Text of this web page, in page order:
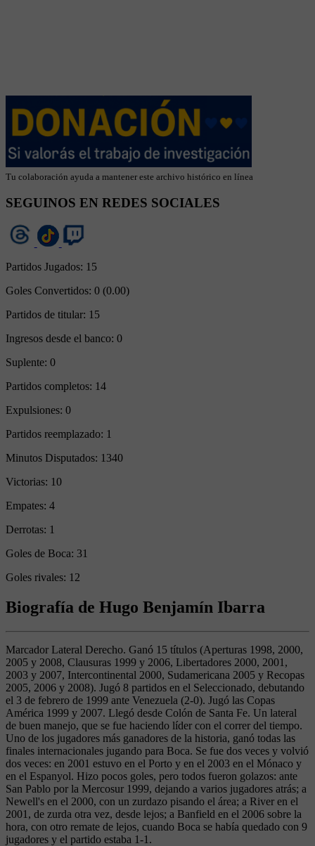
Tu colaboración ayuda a mantener este archivo histórico en línea
SEGUINOS EN REDES SOCIALES
Partidos Jugados: 15
Goles Convertidos: 0 (0.00)
Partidos de titular: 15
Ingresos desde el banco: 0
Suplente: 0
Partidos completos: 14
Expulsiones: 0
Partidos reemplazado: 1
Minutos Disputados: 1340
Victorias: 10
Empates: 4
Derrotas: 1
Goles de Boca: 31
Goles rivales: 12
Biografía de Hugo Benjamín Ibarra
Marcador Lateral Derecho. Ganó 15 títulos (Aperturas 1998, 2000,
2005 y 2008, Clausuras 1999 y 2006, Libertadores 2000, 2001,
2003 y 2007, Intercontinental 2000, Sudamericana 2005 y Recopas
2005, 2006 y 2008). Jugó 8 partidos en el Seleccionado, debutando
el 3 de febrero de 1999 ante Venezuela (2-0). Jugó las Copas
América 1999 y 2007. Llegó desde Colón de Santa Fe. Un lateral
de buen manejo, que se fue haciendo líder con el correr del tiempo.
Uno de los jugadores más ganadores de la historia, ganó todas las
finales internacionales jugando para Boca. Se fue dos veces y volvió
dos veces: en 2001 estuvo en el Porto y en el 2003 en el Mónaco y
en el Espanyol. Hizo pocos goles, pero todos fueron golazos: ante
San Pablo por la Mercosur 1999, dejando a varios jugadores atrás; a
Newell's en el 2000, con un zurdazo pisando el área; a River en el
2001, de zurda otra vez, desde lejos; a Banfield en el 2006 sobre la
hora, con otro remate de lejos, cuando Boca se había quedado con 9
jugadores y el partido estaba 1-1.